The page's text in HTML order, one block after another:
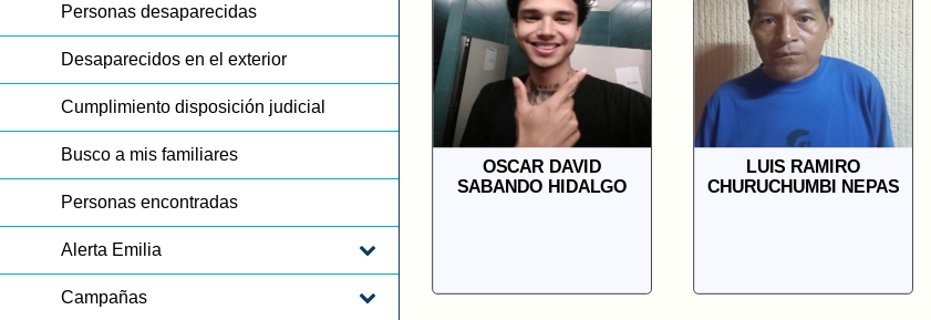
Personas desaparecidas
Desaparecidos en el exterior
Cumplimiento disposición judicial
Busco a mis familiares
Personas encontradas
Alerta Emilia
Campañas
OSCAR DAVID
SABANDO HIDALGO
LUIS RAMIRO
CHURUCHUMBI NEPAS